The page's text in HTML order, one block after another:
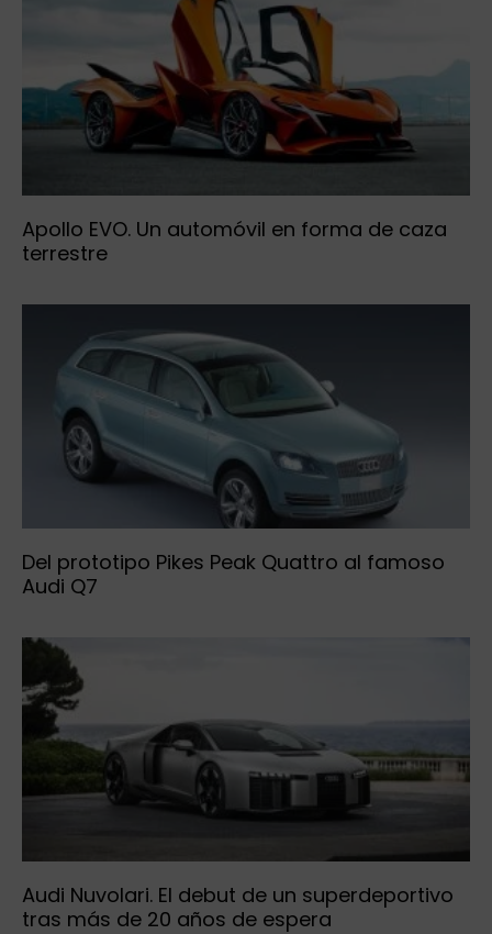
Apollo EVO. Un automóvil en forma de caza
terrestre
Del prototipo Pikes Peak Quattro al famoso
Audi Q7
Audi Nuvolari. El debut de un superdeportivo
tras más de 20 años de espera